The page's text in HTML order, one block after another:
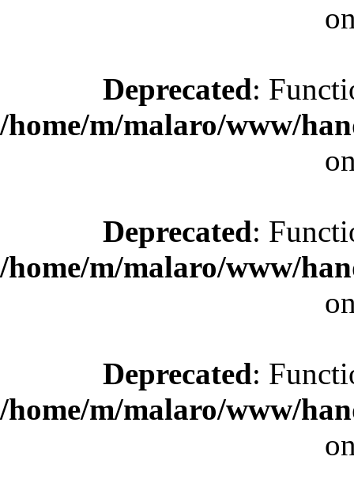
Deprecated:
/home/m/malaro/www/
Deprecated:
/home/m/malaro/www/
Deprecated:
/home/m/malaro/www/